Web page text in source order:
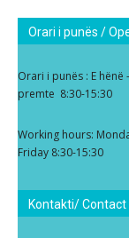
Orari i punës /
Orari i punës : E hënë
premte 8:30-15:30
Working hours:
Friday 8:30-15:30
Kontakti/ Contact